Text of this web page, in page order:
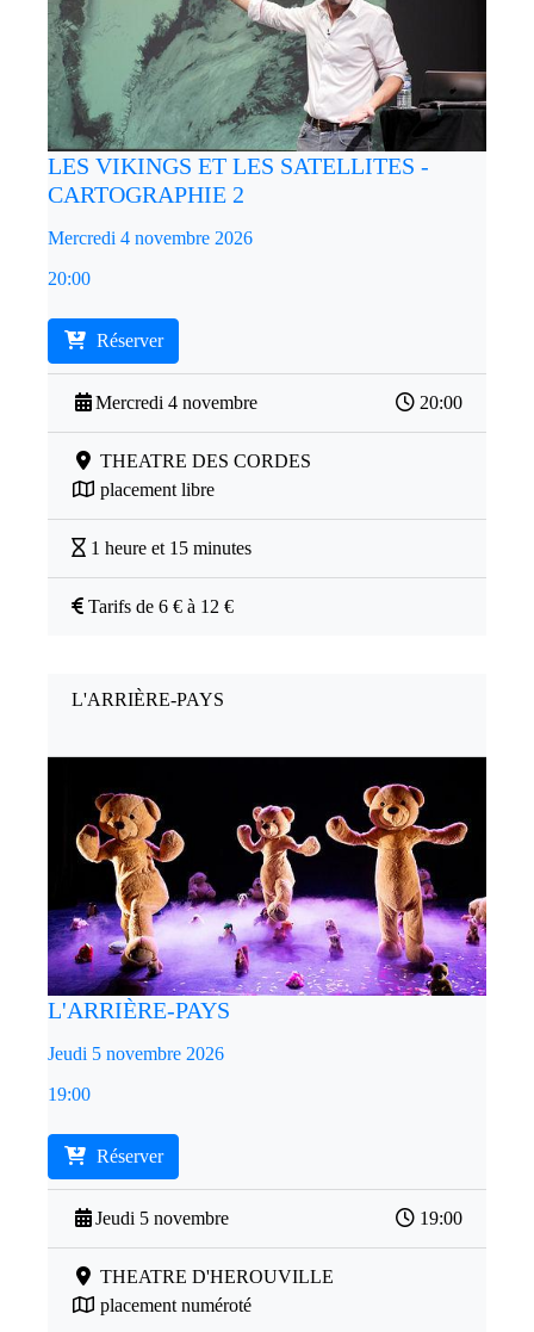
LES VIKINGS ET LES SATELLITES -
CARTOGRAPHIE 2
Mercredi 4 novembre 2026
20:00
Réserver
Mercredi 4 novembre 20:00
THEATRE DES CORDES
placement libre
1 heure et 15 minutes
Tarifs de 6 € à 12 €
L'ARRIÈRE-PAYS
L'ARRIÈRE-PAYS
Jeudi 5 novembre 2026
19:00
Réserver
Jeudi 5 novembre 19:00
THEATRE D'HEROUVILLE
placement numéroté